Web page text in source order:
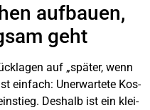
auf­bau­en,
geht
auf „spä­ter, wenn
ein­fach: Uner­war­te­te Kos­
Des­halb ist ein klei­